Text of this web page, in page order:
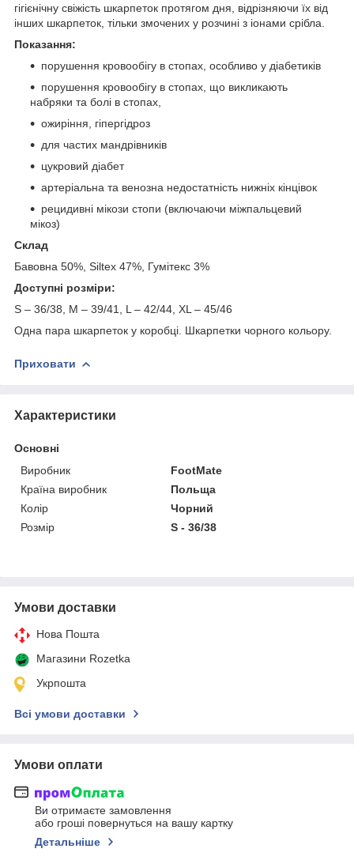
гігієнічну свіжість шкарпеток протягом дня, відрізняючи їх від
інших шкарпеток, тільки змочених у розчині з іонами срібла.
Показання:
порушення кровообігу в стопах, особливо у діабетиків
порушення кровообігу в стопах, що викликають
набряки та болі в стопах,
ожиріння, гіпергідроз
для частих мандрівників
цукровий діабет
артеріальна та венозна недостатність нижніх кінцівок
рецидивні мікози стопи (включаючи міжпальцевий
мікоз)
Склад
Бавовна 50%, Siltex 47%, Гумітекс 3%
Доступні розміри:
S – 36/38, M – 39/41, L – 42/44, XL – 45/46
Одна пара шкарпеток у коробці. Шкарпетки чорного кольору.
Приховати
Характеристики
Основні
Виробник
FootMate
Країна виробник
Польща
Колір
Чорний
Розмір
S - 36/38
Умови доставки
Нова Пошта
Магазини Rozetka
Укрпошта
Всі умови доставки
Умови оплати
Ви отримаєте замовлення
або гроші повернуться на вашу картку
Детальніше